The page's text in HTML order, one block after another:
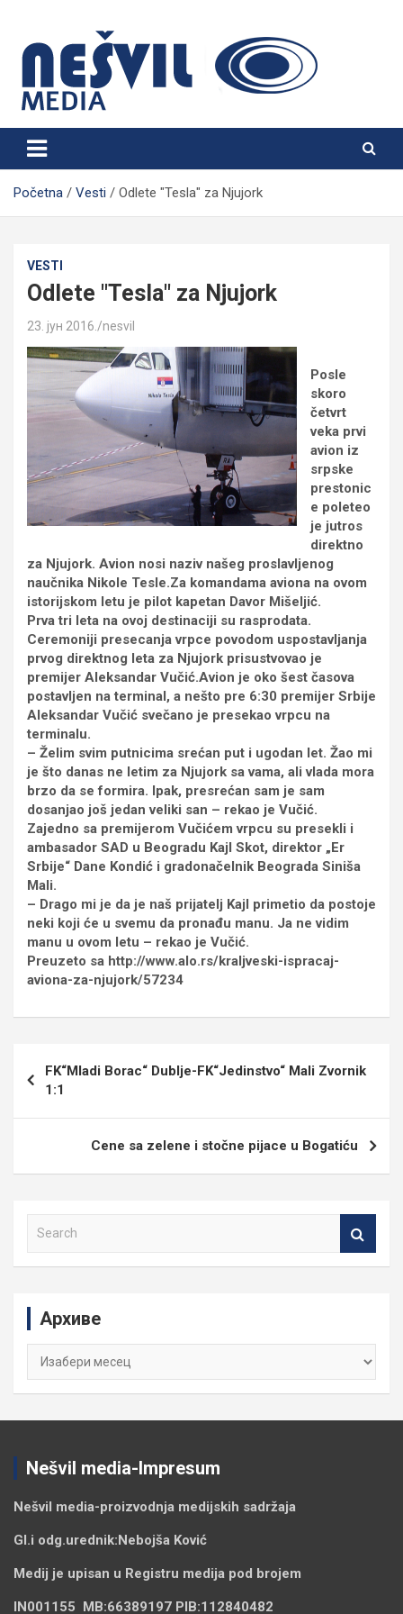
content
Nešvil Media Bogatić
Početna Vesti Odlete "Tesla" za Njujork
VESTI
Odlete "Tesla" za Njujork
23. јун 2016. nesvil
Posle
skoro
četvrt
veka prvi
avion iz
srpske
prestonic
e poleteo
je jutros
direktno
za Njujork. Avion nosi naziv našeg proslavljenog
naučnika Nikole Tesle.Za komandama aviona na ovom
istorijskom letu je pilot kapetan Davor Mišeljić.
Prva tri leta na ovoj destinaciji su rasprodata.
Ceremoniji presecanja vrpce povodom uspostavljanja
prvog direktnog leta za Njujork prisustvovao je
premijer Aleksandar Vučić.Avion je oko šest časova
postavljen na terminal, a nešto pre 6:30 premijer Srbije
Aleksandar Vučić svečano je presekao vrpcu na
terminalu.
– Želim svim putnicima srećan put i ugodan let. Žao mi
je što danas ne letim za Njujork sa vama, ali vlada mora
brzo da se formira. Ipak, presrećan sam je sam
dosanjao još jedan veliki san – rekao je Vučić.
Zajedno sa premijerom Vučićem vrpcu su presekli i
ambasador SAD u Beogradu Kajl Skot, direktor „Er
Srbije“ Dane Kondić i gradonačelnik Beograda Siniša
Mali.
– Drago mi je da je naš prijatelj Kajl primetio da postoje
neki koji će u svemu da pronađu manu. Ja ne vidim
manu u ovom letu – rekao je Vučić.
Preuzeto sa http://www.alo.rs/kraljveski-ispracaj-
aviona-za-njujork/57234
чланка
FK“Mladi Borac“ Dublje-FK“Jedinstvo“ Mali Zvornik
1:1
Cene sa zelene i stočne pijace u Bogatiću
Архиве
Архиве
Nešvil media-Impresum
Nešvil media-proizvodnja medijskih sadržaja
Gl.i odg.urednik:Nebojša Ković
Medij je upisan u Registru medija pod brojem
IN001155 MB:66389197 PIB:112840482